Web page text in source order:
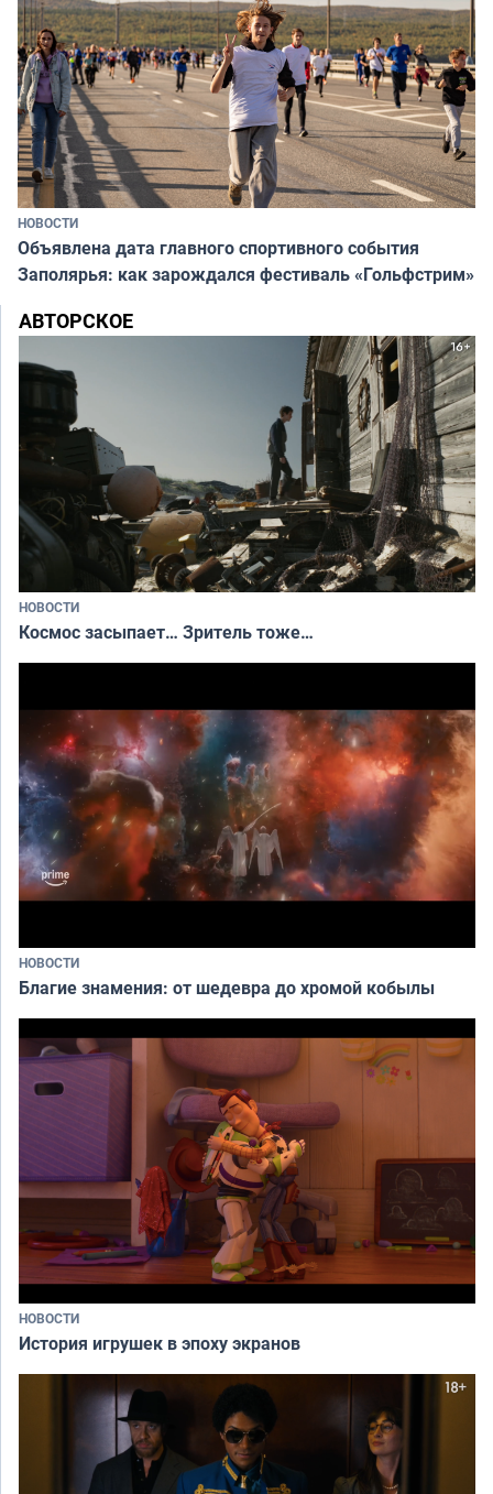
НОВОСТИ
Объявлена дата главного спортивного события
Заполярья: как зарождался фестиваль «Гольфстрим»
АВТОРСКОЕ
НОВОСТИ
Космос засыпает… Зритель тоже…
НОВОСТИ
Благие знамения: от шедевра до хромой кобылы
НОВОСТИ
История игрушек в эпоху экранов